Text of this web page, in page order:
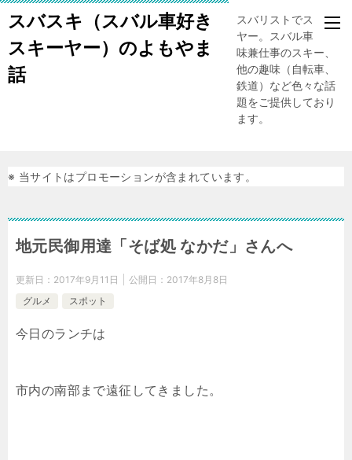
スバスキ（スバル車好き
スキーヤー）のよもやま
話
スバリストでスキー
ヤー。スバル車、趣
味兼仕事のスキー、
他の趣味（自転車、
鉄道）など色々な話
題をご提供しており
ます。
※ 当サイトはプロモーションが含まれています。
地元民御用達「そば処 なかだ」さんへ
更新日： 2017年9月11日 公開日： 2017年8月8日
グルメ
スポット
今日のランチは
市内の南部まで遠征してきました。